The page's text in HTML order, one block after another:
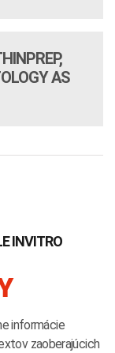
AS
INVITRO
informácie
zaoberajúcich